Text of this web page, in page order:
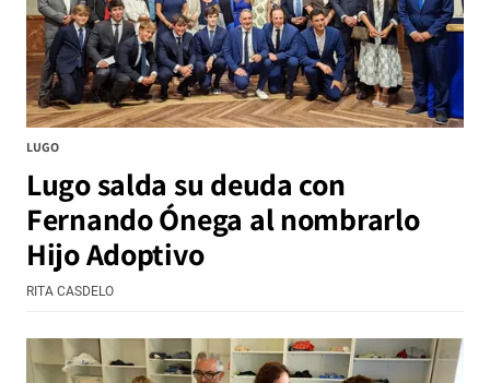
LUGO
Lugo salda su deuda con
Fernando Ónega al nombrarlo
Hijo Adoptivo
RITA CASDELO